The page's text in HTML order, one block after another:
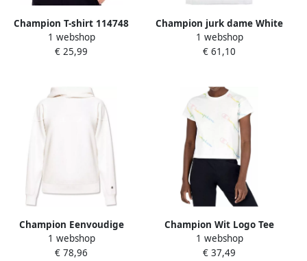
Champion T-shirt 114748
1 webshop
€ 25,99
Champion jurk dame White
Dames
1 webshop
€ 61,10
Champion Eenvoudige
Hoodie White Dames
1 webshop
€ 78,96
Champion Wit Logo Tee
Crop Top White Dames
1 webshop
€ 37,49